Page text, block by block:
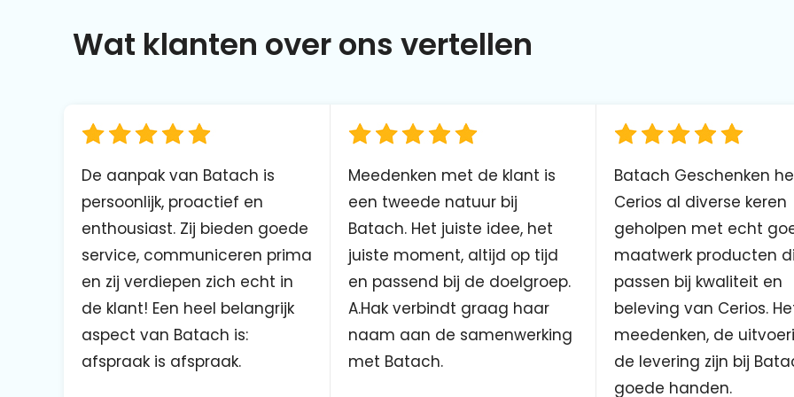
Wat klanten over ons vertellen
De aanpak van Batach is
persoonlijk, proactief en
enthousiast. Zij bieden goede
service, communiceren prima
en zij verdiepen zich echt in
de klant! Een heel belangrijk
aspect van Batach is:
afspraak is afspraak.
Meedenken met de klant is
een tweede natuur bij
Batach. Het juiste idee, het
juiste moment, altijd op tijd
en passend bij de doelgroep.
A.Hak verbindt graag haar
naam aan de samenwerking
met Batach.
Batach Geschenken
Cerios al diverse keren
geholpen met echt
maatwerk producten
passen bij kwaliteit en
beleving van Cerios.
meedenken, de
de levering zijn bij
goede handen.